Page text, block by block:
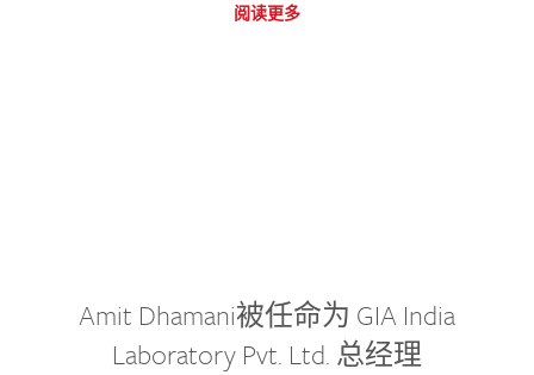
阅读更多
Amit Dhamani被任命为 GIA India
Laboratory Pvt. Ltd. 总经理